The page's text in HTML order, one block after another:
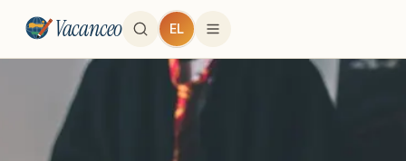
Vacanceo EL